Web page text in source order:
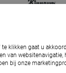
te klikken gaat u
van websitenavigatie,
bij onze